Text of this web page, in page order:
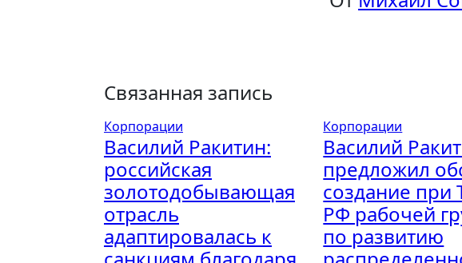
Связанная запись
Корпорации
Василий Ракитин:
российская
золотодобывающая
отрасль
адаптировалась к
Корпорации
Василий
предложил
создание при
РФ рабочей
по развитию